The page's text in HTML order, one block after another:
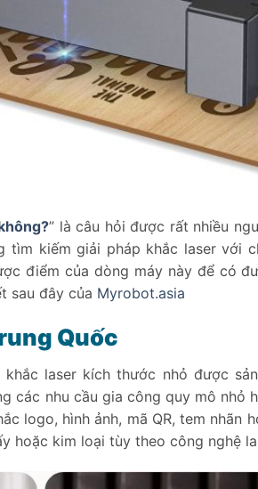
” là câu hỏi được rất nhiều
tìm kiếm giải pháp khắc laser với
điểm của dòng máy này để có
sau đây của Myrobot.asia
Quốc
laser kích thước nhỏ được
nhu cầu gia công quy mô nhỏ
logo, hình ảnh, mã QR, tem nhãn
hoặc kim loại tùy theo công nghệ